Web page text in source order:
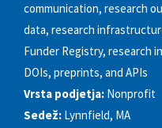
communication, research
data, research
Funder Registry, research
DOIs, preprints, and APIs
Vrsta podjetja: Nonprofit
Sedež: Lynnfield, MA